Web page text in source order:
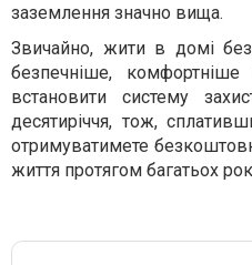
заземлення значно вища.
Звичайно, жити в домі
безпечніше,
встановити систему
десятиріччя, тож,
отримуватимете
життя протягом багатьох